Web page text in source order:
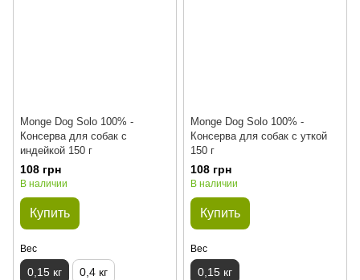
Monge Dog Solo 100% -
Консерва для собак с
индейкой 150 г
108 грн
В наличии
Купить
Вес
0,15 кг 0,4 кг
Monge Dog Solo 100% -
Консерва для собак с уткой
150 г
108 грн
В наличии
Купить
Вес
0,15 кг